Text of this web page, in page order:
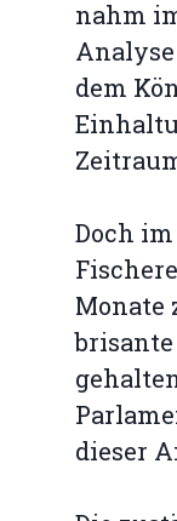
nahm
dem
Doch im
Monate
dieser